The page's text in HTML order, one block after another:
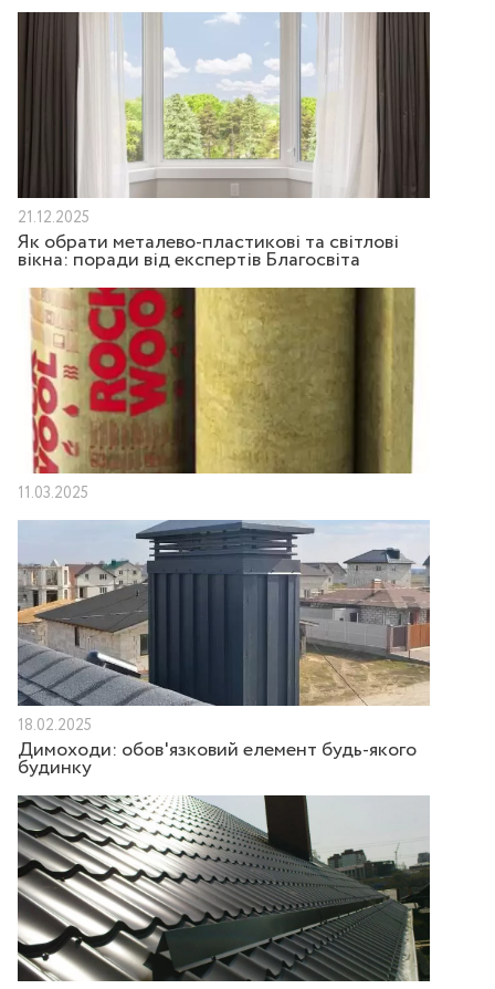
21.12.2025
Як обрати металево-пластикові та світлові
вікна: поради від експертів Благосвіта
11.03.2025
18.02.2025
Димоходи: обов'язковий елемент будь-якого
будинку